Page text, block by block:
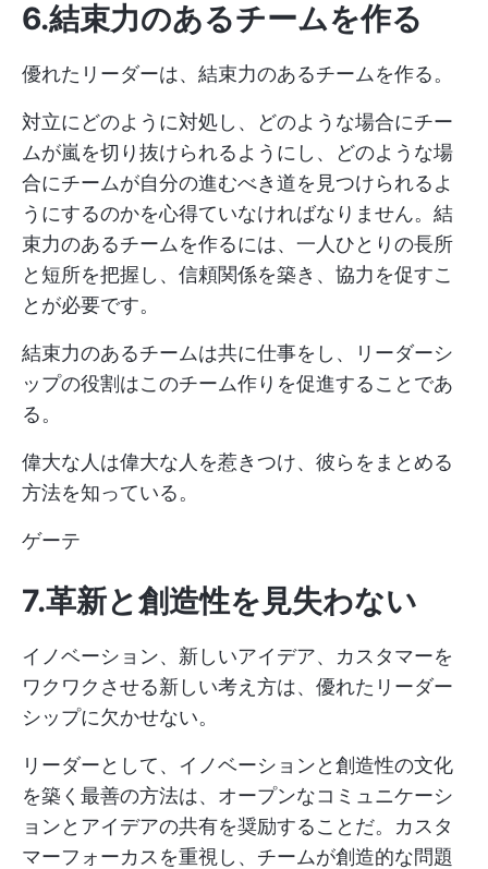
6.結束力のあるチームを作る
優れたリーダーは、結束力のあるチームを作る。
対立にどのように対処し、どのような場合にチー
ムが嵐を切り抜けられるようにし、どのような場
合にチームが自分の進むべき道を見つけられるよ
うにするのかを心得ていなければなりません。結
束力のあるチームを作るには、一人ひとりの長所
と短所を把握し、信頼関係を築き、協力を促すこ
とが必要です。
結束力のあるチームは共に仕事をし、リーダーシ
ップの役割はこのチーム作りを促進することであ
る。
偉大な人は偉大な人を惹きつけ、彼らをまとめる
方法を知っている。
ゲーテ
7.革新と創造性を見失わない
イノベーション、新しいアイデア、カスタマーを
ワクワクさせる新しい考え方は、優れたリーダー
シップに欠かせない。
リーダーとして、イノベーションと創造性の文化
を築く最善の方法は、オープンなコミュニケーシ
ョンとアイデアの共有を奨励することだ。カスタ
マーフォーカスを重視し、チームが創造的な問題